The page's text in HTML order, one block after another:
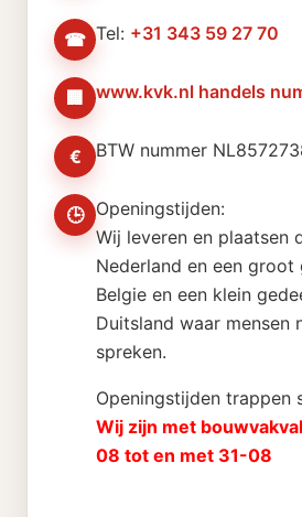
☎ Tel: +31 343 59 27 70
🏢 www.kvk.nl handels
€ BTW nummer
🕒 Openingstijden:
Wij leveren en plaatsen
Nederland en een groot
Belgie en een klein
Duitsland waar mensen
spreken.
Openingstijden trappen
Wij zijn met
08 tot en met 31-08